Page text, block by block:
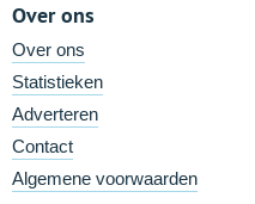
Over ons
Over ons
Statistieken
Adverteren
Contact
Algemene voorwaarden